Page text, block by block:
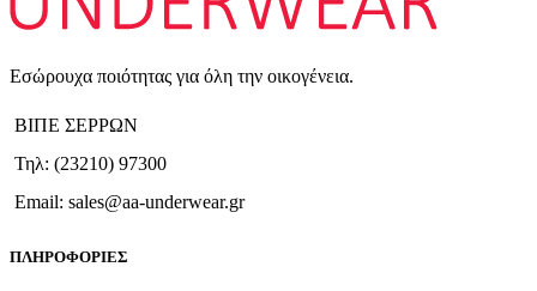
Εσώρουχα ποιότητας για όλη την οικογένεια.
ΒΙΠΕ ΣΕΡΡΩΝ
Τηλ: (23210) 97300
Email: sales@aa-underwear.gr
ΠΛΗΡΟΦΟΡΙΕΣ